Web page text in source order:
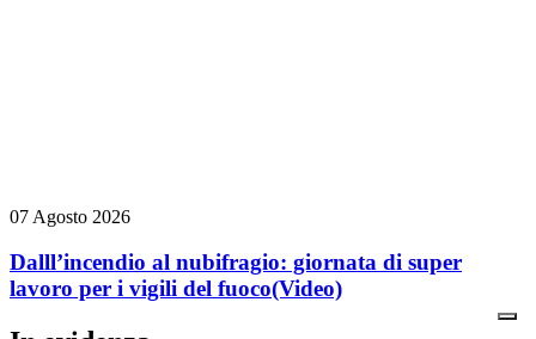
07 Agosto 2026
Dalll’incendio al nubifragio: giornata di super
lavoro per i vigili del fuoco(Video)